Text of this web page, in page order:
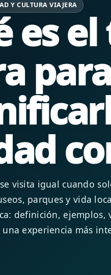
Y CULTURA VIAJERA
es
visita igual cuando
parques y vida
definición, ejemplos,
experiencia más